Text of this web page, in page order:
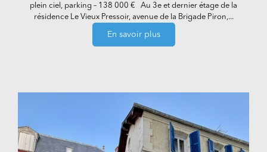
plein ciel, parking – 138 000 € Au 3e et dernier étage de la
résidence Le Vieux Pressoir, avenue de la Brigade Piron,...
En savoir plus